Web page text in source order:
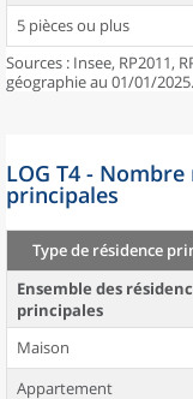
5 pièces ou plus
Sources : Insee, RP2011,
géographie au 01/01/2025.
LOG T4 -
principales
Type de résidence
Ensemble des
principales
Maison
Appartement